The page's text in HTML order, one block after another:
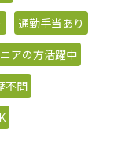
通勤手当あり
アの方活躍中
不問